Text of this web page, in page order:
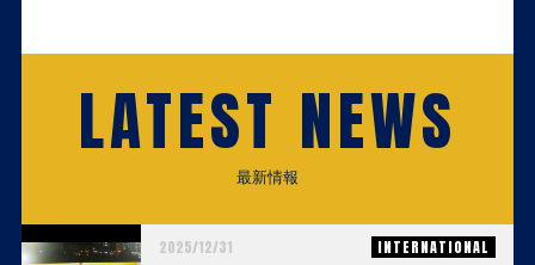
LATEST NEWS
最新情報
2025/12/31 INTERNATIONAL